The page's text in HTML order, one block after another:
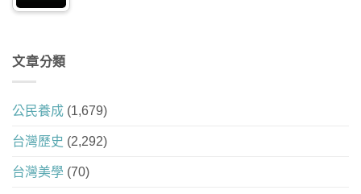
文章分類
公民養成 (1,679)
台灣歷史 (2,292)
台灣美學 (70)